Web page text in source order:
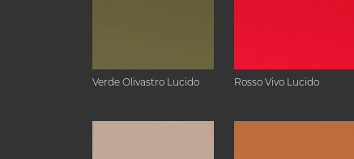
Verde Olivastro Lucido Rosso Vivo Lucido